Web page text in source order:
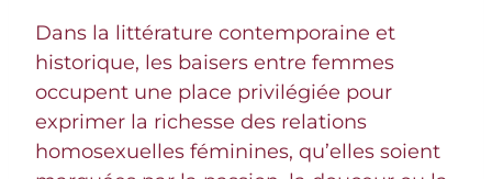
Dans la littérature contemporaine et
historique, les baisers entre femmes
occupent une place privilégiée pour
exprimer la richesse des relations
homosexuelles féminines, qu’elles soient